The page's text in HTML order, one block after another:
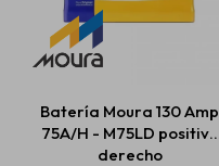
Batería Moura 130 Amp
75A/H - M75LD positivo
derecho